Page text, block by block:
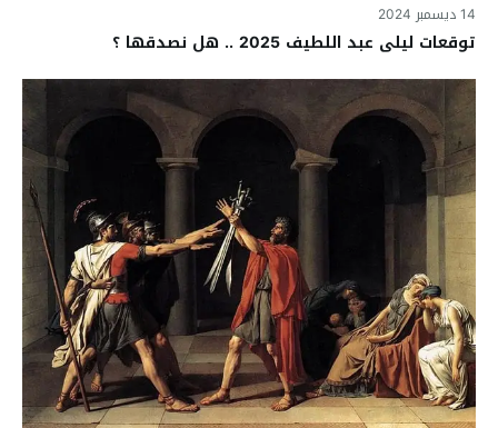
14 ديسمبر 2024
توقعات ليلى عبد اللطيف 2025 .. هل نصدقها ؟